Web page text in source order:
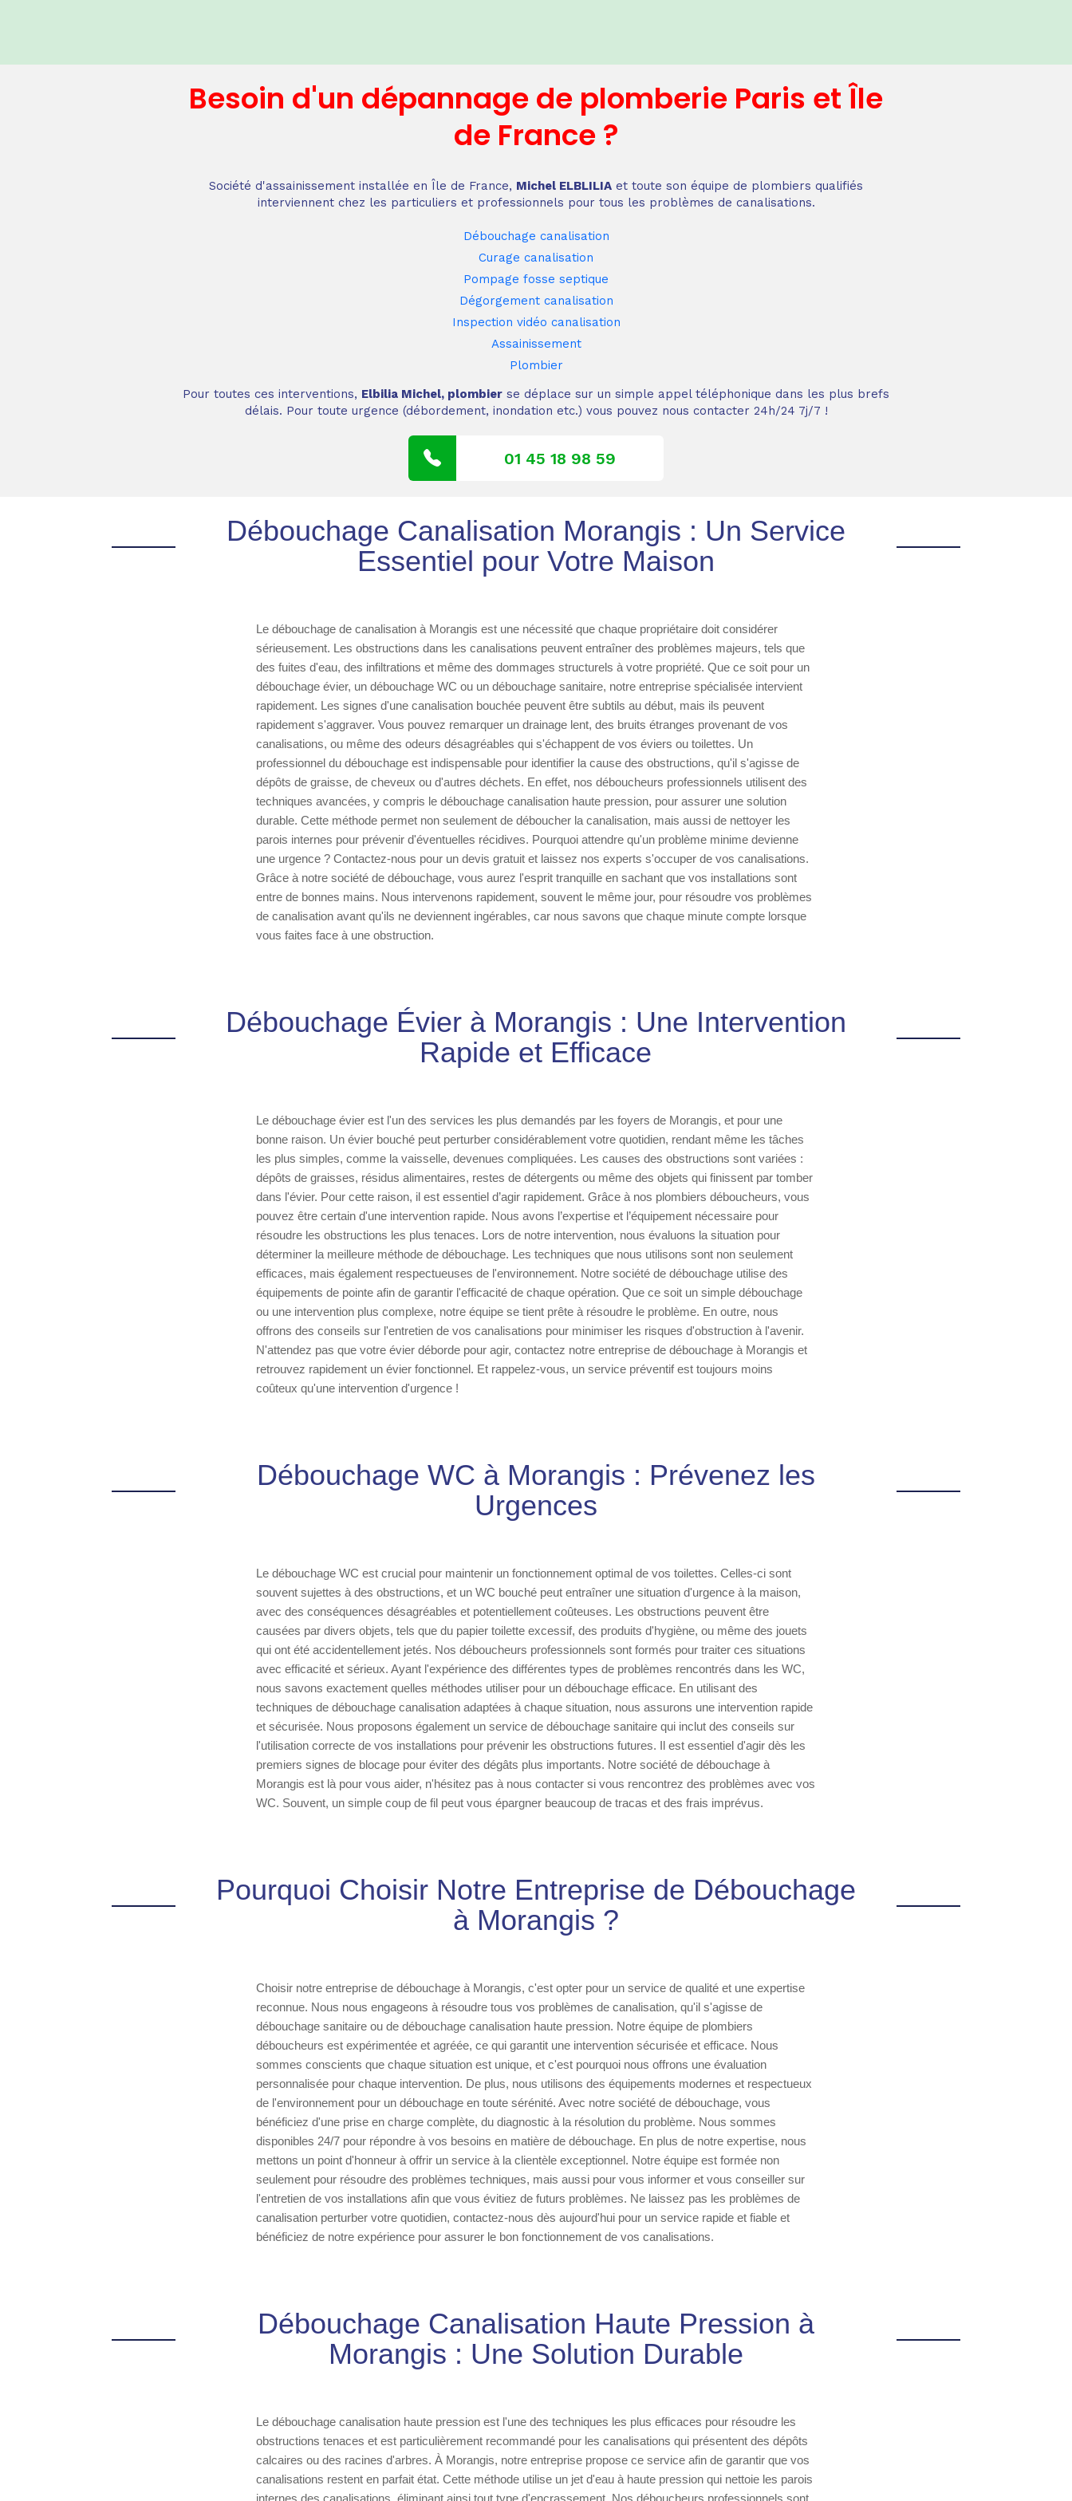
Besoin d'un dépannagede plomberie Paris et Île
de France?
Société d'assainissement installée en Île de France, Michel ELBLILIA et toute son équipe de plombiers qualifiés
interviennent chez les particuliers et professionnels pour tous les problèmes de canalisations.
Débouchage canalisation
Curage canalisation
Pompage fosse septique
Dégorgement canalisation
Inspection vidéo canalisation
Assainissement
Plombier
Pour toutes ces interventions, Elbilia Michel, plombier se déplace sur un simple appel téléphonique dans les plus brefs
délais. Pour toute urgence (débordement, inondation etc.) vous pouvez nous contacter 24h/24 7j/7 !
01 45 18 98 59
Débouchage Canalisation Morangis : Un Service
Essentiel pour Votre Maison
Le débouchage de canalisation à Morangis est une nécessité que chaque propriétaire doit considérer
sérieusement. Les obstructions dans les canalisations peuvent entraîner des problèmes majeurs, tels que
des fuites d'eau, des infiltrations et même des dommages structurels à votre propriété. Que ce soit pour un
débouchage évier, un débouchage WC ou un débouchage sanitaire, notre entreprise spécialisée intervient
rapidement. Les signes d'une canalisation bouchée peuvent être subtils au début, mais ils peuvent
rapidement s'aggraver. Vous pouvez remarquer un drainage lent, des bruits étranges provenant de vos
canalisations, ou même des odeurs désagréables qui s'échappent de vos éviers ou toilettes. Un
professionnel du débouchage est indispensable pour identifier la cause des obstructions, qu'il s'agisse de
dépôts de graisse, de cheveux ou d'autres déchets. En effet, nos déboucheurs professionnels utilisent des
techniques avancées, y compris le débouchage canalisation haute pression, pour assurer une solution
durable. Cette méthode permet non seulement de déboucher la canalisation, mais aussi de nettoyer les
parois internes pour prévenir d'éventuelles récidives. Pourquoi attendre qu'un problème minime devienne
une urgence ? Contactez-nous pour un devis gratuit et laissez nos experts s'occuper de vos canalisations.
Grâce à notre société de débouchage, vous aurez l'esprit tranquille en sachant que vos installations sont
entre de bonnes mains. Nous intervenons rapidement, souvent le même jour, pour résoudre vos problèmes
de canalisation avant qu'ils ne deviennent ingérables, car nous savons que chaque minute compte lorsque
vous faites face à une obstruction.
Débouchage Évier à Morangis : Une Intervention
Rapide et Efficace
Le débouchage évier est l'un des services les plus demandés par les foyers de Morangis, et pour une
bonne raison. Un évier bouché peut perturber considérablement votre quotidien, rendant même les tâches
les plus simples, comme la vaisselle, devenues compliquées. Les causes des obstructions sont variées :
dépôts de graisses, résidus alimentaires, restes de détergents ou même des objets qui finissent par tomber
dans l'évier. Pour cette raison, il est essentiel d’agir rapidement. Grâce à nos plombiers déboucheurs, vous
pouvez être certain d'une intervention rapide. Nous avons l’expertise et l’équipement nécessaire pour
résoudre les obstructions les plus tenaces. Lors de notre intervention, nous évaluons la situation pour
déterminer la meilleure méthode de débouchage. Les techniques que nous utilisons sont non seulement
efficaces, mais également respectueuses de l'environnement. Notre société de débouchage utilise des
équipements de pointe afin de garantir l'efficacité de chaque opération. Que ce soit un simple débouchage
ou une intervention plus complexe, notre équipe se tient prête à résoudre le problème. En outre, nous
offrons des conseils sur l'entretien de vos canalisations pour minimiser les risques d'obstruction à l'avenir.
N'attendez pas que votre évier déborde pour agir, contactez notre entreprise de débouchage à Morangis et
retrouvez rapidement un évier fonctionnel. Et rappelez-vous, un service préventif est toujours moins
coûteux qu'une intervention d'urgence !
Débouchage WC à Morangis : Prévenez les
Urgences
Le débouchage WC est crucial pour maintenir un fonctionnement optimal de vos toilettes. Celles-ci sont
souvent sujettes à des obstructions, et un WC bouché peut entraîner une situation d'urgence à la maison,
avec des conséquences désagréables et potentiellement coûteuses. Les obstructions peuvent être
causées par divers objets, tels que du papier toilette excessif, des produits d'hygiène, ou même des jouets
qui ont été accidentellement jetés. Nos déboucheurs professionnels sont formés pour traiter ces situations
avec efficacité et sérieux. Ayant l'expérience des différentes types de problèmes rencontrés dans les WC,
nous savons exactement quelles méthodes utiliser pour un débouchage efficace. En utilisant des
techniques de débouchage canalisation adaptées à chaque situation, nous assurons une intervention rapide
et sécurisée. Nous proposons également un service de débouchage sanitaire qui inclut des conseils sur
l'utilisation correcte de vos installations pour prévenir les obstructions futures. Il est essentiel d'agir dès les
premiers signes de blocage pour éviter des dégâts plus importants. Notre société de débouchage à
Morangis est là pour vous aider, n'hésitez pas à nous contacter si vous rencontrez des problèmes avec vos
WC. Souvent, un simple coup de fil peut vous épargner beaucoup de tracas et des frais imprévus.
Pourquoi Choisir Notre Entreprise de Débouchage
à Morangis ?
Choisir notre entreprise de débouchage à Morangis, c'est opter pour un service de qualité et une expertise
reconnue. Nous nous engageons à résoudre tous vos problèmes de canalisation, qu'il s'agisse de
débouchage sanitaire ou de débouchage canalisation haute pression. Notre équipe de plombiers
déboucheurs est expérimentée et agréée, ce qui garantit une intervention sécurisée et efficace. Nous
sommes conscients que chaque situation est unique, et c'est pourquoi nous offrons une évaluation
personnalisée pour chaque intervention. De plus, nous utilisons des équipements modernes et respectueux
de l'environnement pour un débouchage en toute sérénité. Avec notre société de débouchage, vous
bénéficiez d'une prise en charge complète, du diagnostic à la résolution du problème. Nous sommes
disponibles 24/7 pour répondre à vos besoins en matière de débouchage. En plus de notre expertise, nous
mettons un point d'honneur à offrir un service à la clientèle exceptionnel. Notre équipe est formée non
seulement pour résoudre des problèmes techniques, mais aussi pour vous informer et vous conseiller sur
l'entretien de vos installations afin que vous évitiez de futurs problèmes. Ne laissez pas les problèmes de
canalisation perturber votre quotidien, contactez-nous dès aujourd'hui pour un service rapide et fiable et
bénéficiez de notre expérience pour assurer le bon fonctionnement de vos canalisations.
Débouchage Canalisation Haute Pression à
Morangis : Une Solution Durable
Le débouchage canalisation haute pression est l'une des techniques les plus efficaces pour résoudre les
obstructions tenaces et est particulièrement recommandé pour les canalisations qui présentent des dépôts
calcaires ou des racines d'arbres. À Morangis, notre entreprise propose ce service afin de garantir que vos
canalisations restent en parfait état. Cette méthode utilise un jet d'eau à haute pression qui nettoie les parois
internes des canalisations, éliminant ainsi tout type d'encrassement. Nos déboucheurs professionnels sont